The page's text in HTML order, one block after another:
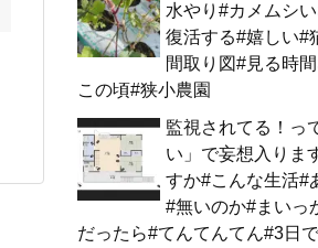
水やり#カメムシ
復活する#嬉しい#
間取り図#見る時
この頃#狭小農園
監視されてる！っ
い」で妄想入りま
すか#こんな生活#
#無いのか#まいっ
だったら#てんてんてん#3日